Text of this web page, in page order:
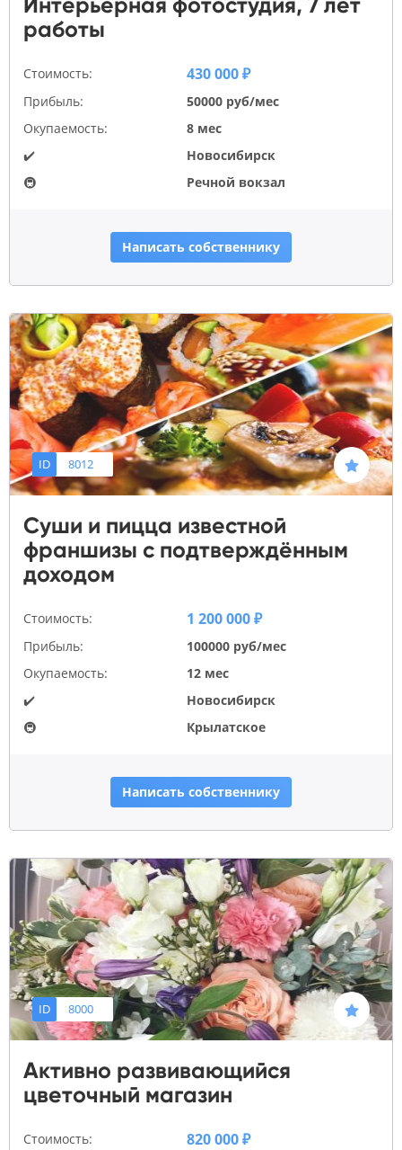
работы
Стоимость: 430 000 ₽
Прибыль:
50000 руб/мес
Окупаемость:
8 мес
✔️
Новосибирск
🚇
Речной вокзал
Написать собственнику
ID 8012
Суши и пицца известной
франшизы с подтверждённым
доходом
Стоимость: 1 200 000 ₽
Прибыль:
100000 руб/мес
Окупаемость:
12 мес
✔️
Новосибирск
🚇
Крылатское
Написать собственнику
ID 8000
Активно развивающийся
цветочный магазин
Стоимость: 820 000 ₽